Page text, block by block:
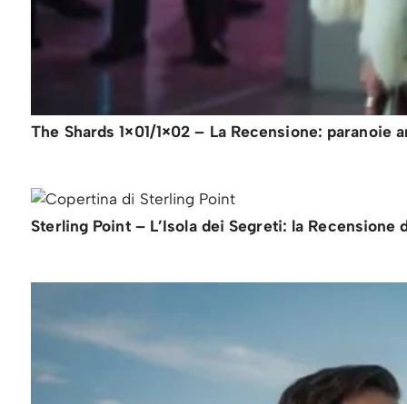
The Shards 1×01/1×02 – La Recensione:
Sterling Point – L’Isola dei Segreti: la